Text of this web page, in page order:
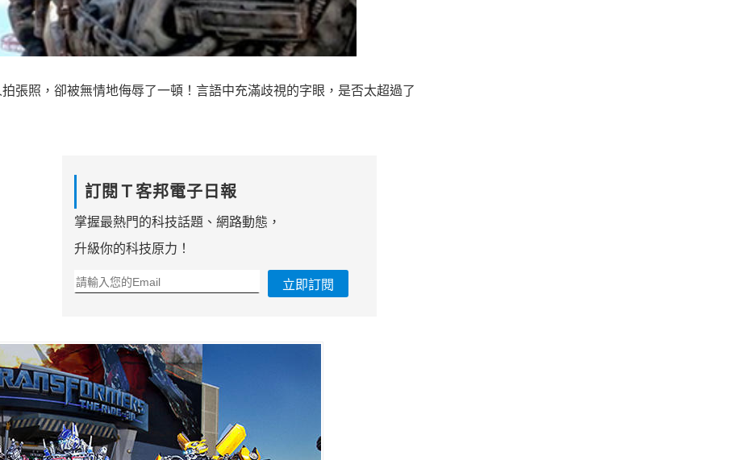
張照，卻被無情地侮辱了一頓！言語中充滿歧視的字眼，是否太超過了
訂閱Ｔ客邦電子日報
掌握最熱門的科技話題、網路動態，
升級你的科技原力！
立即訂閱